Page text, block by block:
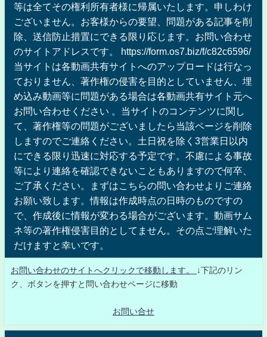
等は全てその権利所有者様に帰属いたします。申しわけ
ございません。お客様からの要望、問題がある記事を削
除、送信防止措置にできる限り応じます。お問い合わせ
のサイトアドレスです。 https://form.os7.biz/f/c82c6596/
当サイトは各動画共有サイトへのアップロードは行なっ
ておりません、著作権の侵害を目的としていません、埋
め込み動画等に問題がある場合は各動画共有サイト元へ
お問い合わせください 。当サイトのコンテンツに関し
て、著作権等の問題がございましたら当該ページを削除
しますのでご連絡ください。土日祝を除く3営業日以内
にできる限り迅速に対応する予定です。不慮による事故
等により連絡を確認できないこともありますので何卒、
ご了承ください。まずはこちらの問い合わせよりご連絡
お願い致します。情報は作成時点の日時のものですの
で、作成後に情報が変わる場合がございます。動画サム
ネ等の著作権侵害目的としてません。その点ご理解いた
だけますと幸いです。
お問い合わせのサイトへクリックで移動します。
↓下記のリン
ク、ボタンを押すと問い合わせページに移動
お問い合せ